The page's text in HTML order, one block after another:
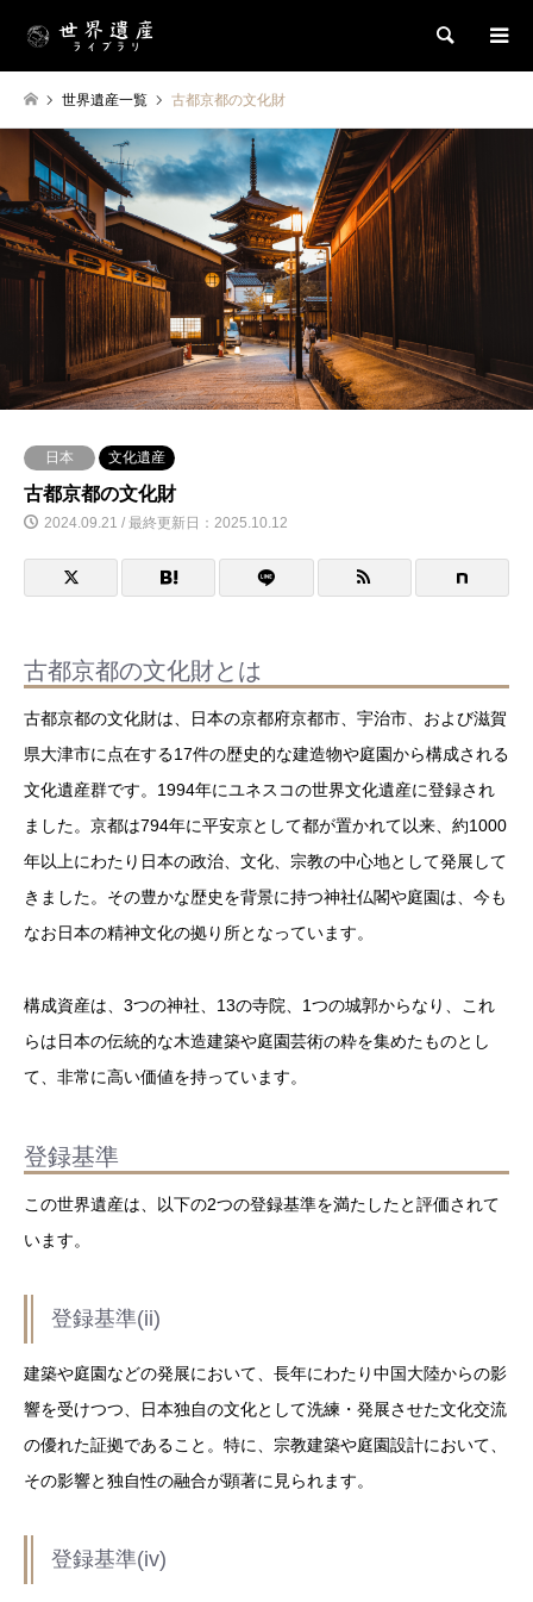
検索
世界遺産一覧 古都京都の文化財
日本 文化遺産
古都京都の文化財
2024.09.21 / 最終更新日：2025.10.12
古都京都の文化財とは
古都京都の文化財は、日本の京都府京都市、宇治市、および滋賀
県大津市に点在する17件の歴史的な建造物や庭園から構成される
文化遺産群です。1994年にユネスコの世界文化遺産に登録され
ました。京都は794年に平安京として都が置かれて以来、約1000
年以上にわたり日本の政治、文化、宗教の中心地として発展して
きました。その豊かな歴史を背景に持つ神社仏閣や庭園は、今も
なお日本の精神文化の拠り所となっています。
構成資産は、3つの神社、13の寺院、1つの城郭からなり、これ
らは日本の伝統的な木造建築や庭園芸術の粋を集めたものとし
て、非常に高い価値を持っています。
登録基準
この世界遺産は、以下の2つの登録基準を満たしたと評価されて
います。
登録基準(ii)
建築や庭園などの発展において、長年にわたり中国大陸からの影
響を受けつつ、日本独自の文化として洗練・発展させた文化交流
の優れた証拠であること。特に、宗教建築や庭園設計において、
その影響と独自性の融合が顕著に見られます。
登録基準(iv)